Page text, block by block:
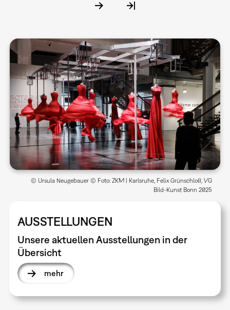
AUSSTELLUNGEN
Unsere aktuellen Ausstellungen in der
Übersicht
mehr
© Ursula Neugebauer © Foto: ZKM | Karlsruhe, Felix Grünschloß, VG
Bild-Kunst Bonn 2025